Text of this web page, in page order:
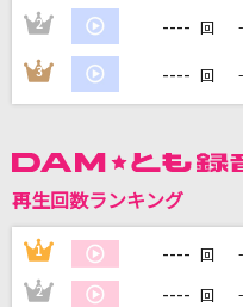
LIFE IS BEAUTIFUL
[生音]HOT LIMIT
[生音]今、僕、アンダ
結束バンド
2 ---- 回
3 ---- 回
再生回数ランキング
1 ---- 回
2 ---- 回